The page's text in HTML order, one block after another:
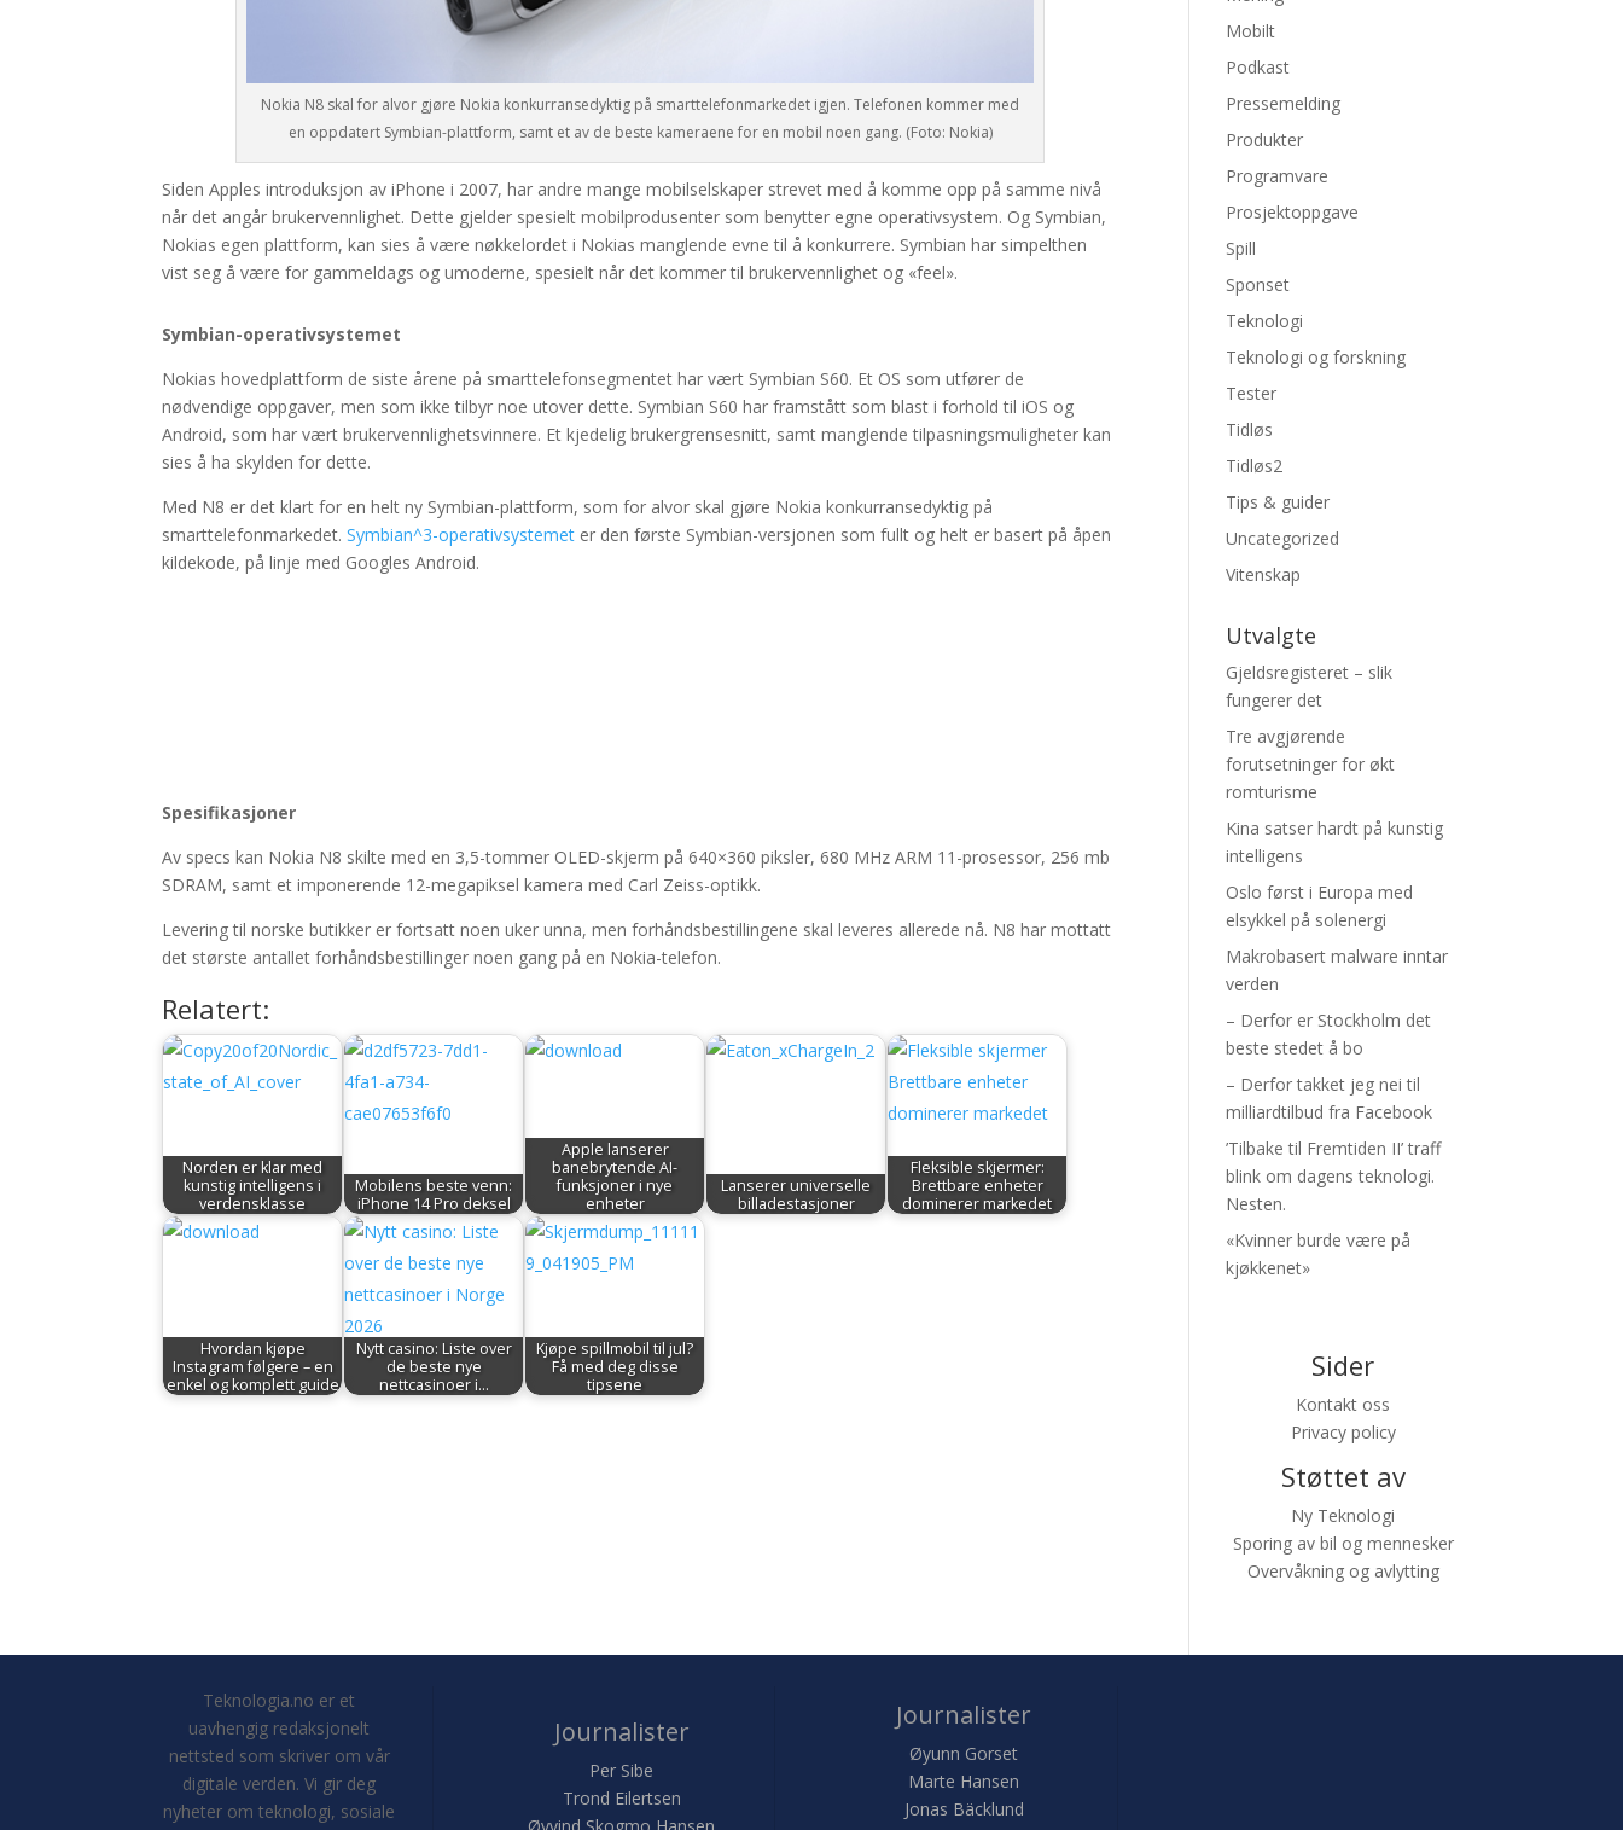
Nokia N8 skal for alvor gjøre Nokia konkurransedyktig på smarttelefonmarkedet igjen. Telefonen kommer med
en oppdatert Symbian-plattform, samt et av de beste kameraene for en mobil noen gang. (Foto: Nokia)
Siden Apples introduksjon av iPhone i 2007, har andre mange mobilselskaper strevet med å komme opp på samme nivå
når det angår brukervennlighet. Dette gjelder spesielt mobilprodusenter som benytter egne operativsystem. Og Symbian,
Nokias egen plattform, kan sies å være nøkkelordet i Nokias manglende evne til å konkurrere. Symbian har simpelthen
vist seg å være for gammeldags og umoderne, spesielt når det kommer til brukervennlighet og «feel».
Symbian-operativsystemet
Nokias hovedplattform de siste årene på smarttelefonsegmentet har vært Symbian S60. Et OS som utfører de
nødvendige oppgaver, men som ikke tilbyr noe utover dette. Symbian S60 har framstått som blast i forhold til iOS og
Android, som har vært brukervennlighetsvinnere. Et kjedelig brukergrensesnitt, samt manglende tilpasningsmuligheter kan
sies å ha skylden for dette.
Med N8 er det klart for en helt ny Symbian-plattform, som for alvor skal gjøre Nokia konkurransedyktig på
smarttelefonmarkedet.Symbian^3-operativsystemet er den første Symbian-versjonen som fullt og helt er basert på åpen
kildekode, på linje med Googles Android.
Spesifikasjoner
Av specs kan Nokia N8 skilte med en 3,5-tommer OLED-skjerm på 640×360 piksler, 680 MHz ARM 11-prosessor, 256 mb
SDRAM, samt et imponerende 12-megapiksel kamera med Carl Zeiss-optikk.
Levering til norske butikker er fortsatt noen uker unna, men forhåndsbestillingene skal leveres allerede nå. N8 har mottatt
det største antallet forhåndsbestillinger noen gang på en Nokia-telefon.
Relatert:
Norden er klar med
kunstig intelligens i
verdensklasse
Mobilens beste venn:
iPhone 14 Pro deksel
Apple lanserer
banebrytende AI-
funksjoner i nye
enheter
Lanserer universelle
billadestasjoner
Fleksible skjermer:
Brettbare enheter
dominerer markedet
Hvordan kjøpe
Instagram følgere – en
enkel og komplett guide
Nytt casino: Liste over
de beste nye
nettcasinoer i…
Kjøpe spillmobil til jul?
Få med deg disse
tipsene
Mobilt
Podkast
Pressemelding
Produkter
Programvare
Prosjektoppgave
Spill
Sponset
Teknologi
Teknologi og forskning
Tester
Tidløs
Tidløs2
Tips & guider
Uncategorized
Vitenskap
Utvalgte
Gjeldsregisteret – slik
fungerer det
Tre avgjørende
forutsetninger for økt
romturisme
Kina satser hardt på kunstig
intelligens
Oslo først i Europa med
elsykkel på solenergi
Makrobasert malware inntar
verden
– Derfor er Stockholm det
beste stedet å bo
– Derfor takket jeg nei til
milliardtilbud fra Facebook
’Tilbake til Fremtiden II’ traff
blink om dagens teknologi.
Nesten.
«Kvinner burde være på
kjøkkenet»
Sider
Kontakt oss
Privacy policy
Støttet av
Ny Teknologi
Sporing av bil og mennesker
Overvåkning og avlytting
Teknologia.no er et
uavhengig redaksjonelt
nettsted som skriver om vår
digitale verden. Vi gir deg
nyheter om teknologi, sosiale
Journalister
Per Sibe
Trond Eilertsen
Journalister
Øyunn Gorset
Marte Hansen
Jonas Bäcklund